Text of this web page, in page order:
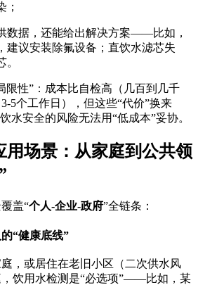
；
数据，还能给出解决方案——比如，
建议安装除氟设备；直饮水滤芯失
限性”：成本比自检高（几百到几千
5个工作日），但这些“代价”换来
安全的风险无法用“低成本”妥协。
用场景：从家庭到公共领
盖“个人-企业-政府”全链条：
“健康底线”
，或居住在老旧小区（二次供水风
，饮用水检测是“必选项”——比如，某